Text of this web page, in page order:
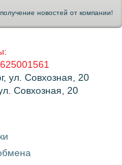
новостей от компании!
ул. Совхозная, 20
Совхозная, 20